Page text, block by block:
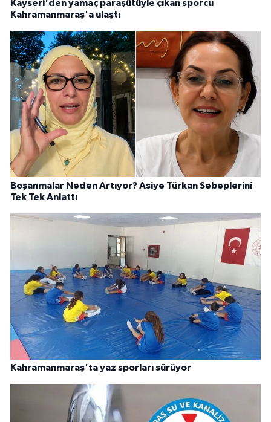
Kayseri'den yamaç paraşütüyle çıkan sporcu
Kahramanmaraş'a ulaştı
Boşanmalar Neden Artıyor? Asiye Türkan Sebeplerini
Tek Tek Anlattı
Kahramanmaraş'ta yaz sporları sürüyor